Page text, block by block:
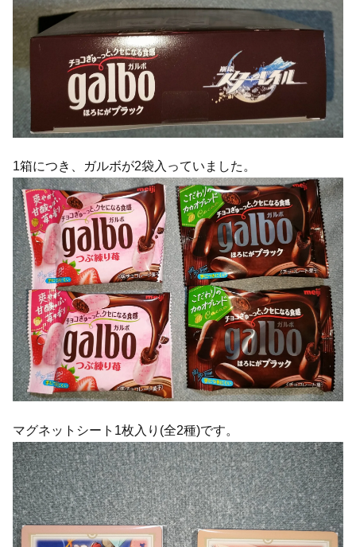
1箱につき、ガルボが2袋入っていました。
マグネットシート1枚入り(全2種)です。